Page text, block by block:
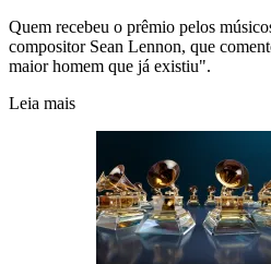
Quem recebeu o prêmio pelos
compositor Sean Lennon, que
maior homem que já existiu".
Leia mais